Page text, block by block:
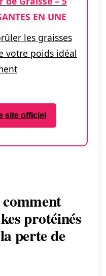
EN UNE
les graisses
votre poids idéal
site officiel
protéinés
perte de